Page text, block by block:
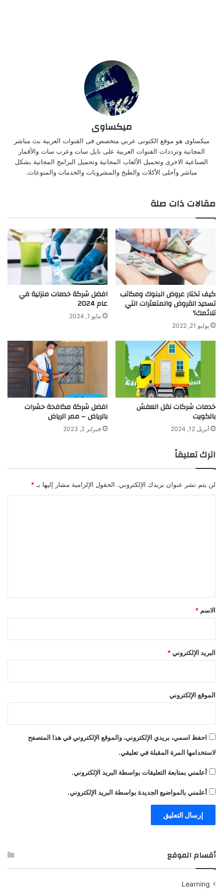
ميكساوى
ميكساوى هو موقع الكتونى عربي متخصص فى القنوات العربية بث مباشر
المجانية وترددات القنوات العربية على نايل سات وعرب سات والأقمار
الصناعية الاخرى وتحميل الألعاب المجانية وتحميل البرامج المجانية بشكل
مباشر وأحلى الأكلات والطبخ والمشروبات والخدمات والمنوعات.
مقالات ذات صلة
كيف تختار عروض البنوك ومكاتب
تسديد القروض والمتعثرات التي
تلائمك؟
يوليو 21, 2022
افضل شركة خدمات منزلية في
عام 2024
مايو 1, 2024
خدمات شركات نقل العفش
بالكويت
أبريل 12, 2024
افضل شركة مكافحة حشرات
بالرياض – ممر الرياض
فبراير 2, 2023
اترك تعليقاً
لن يتم نشر عنوان بريدك الإلكتروني. الحقول الإلزامية مشار إليها بـ *
*
الاسم *
البريد الإلكتروني *
الموقع الإلكتروني
احفظ اسمي، بريدي الإلكتروني، والموقع الإلكتروني في هذا المتصفح
لاستخدامها المرة المقبلة في تعليقي.
أعلمني بمتابعة التعليقات بواسطة البريد الإلكتروني.
أعلمني بالمواضيع الجديدة بواسطة البريد الإلكتروني.
أقسام الموقع
Learning